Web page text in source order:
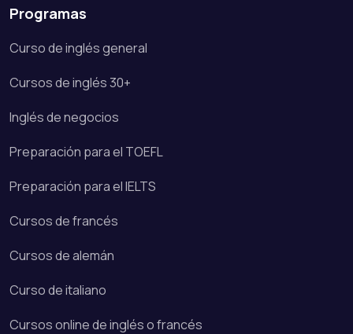
Programas
Curso de inglés general
Cursos de inglés 30+
Inglés de negocios
Preparación para el TOEFL
Preparación para el IELTS
Cursos de francés
Cursos de alemán
Curso de italiano
Cursos online de inglés o francés